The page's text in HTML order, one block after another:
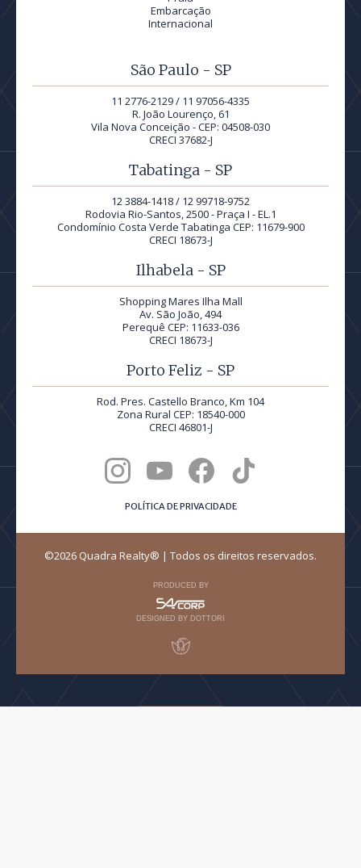
Embarcação
Internacional
São Paulo - SP
11 2776-2129 / 11 97056-4335
R. João Lourenço, 61
Vila Nova Conceição - CEP: 04508-030
CRECI 37682-J
Tabatinga - SP
12 3884-1418 / 12 99718-9752
Rodovia Rio-Santos, 2500 - Praça I - EL.1
Condomínio Costa Verde Tabatinga CEP: 11679-900
CRECI 18673-J
Ilhabela - SP
Shopping Mares Ilha Mall
Av. São João, 494
Perequê CEP: 11633-036
CRECI 18673-J
Porto Feliz - SP
Rod. Pres. Castello Branco, Km 104
Zona Rural CEP: 18540-000
CRECI 46801-J
POLÍTICA DE PRIVACIDADE
©2026 Quadra Realty® | Todos os direitos reservados.
PRODUCED BY
DESIGNED BY DOTTORI